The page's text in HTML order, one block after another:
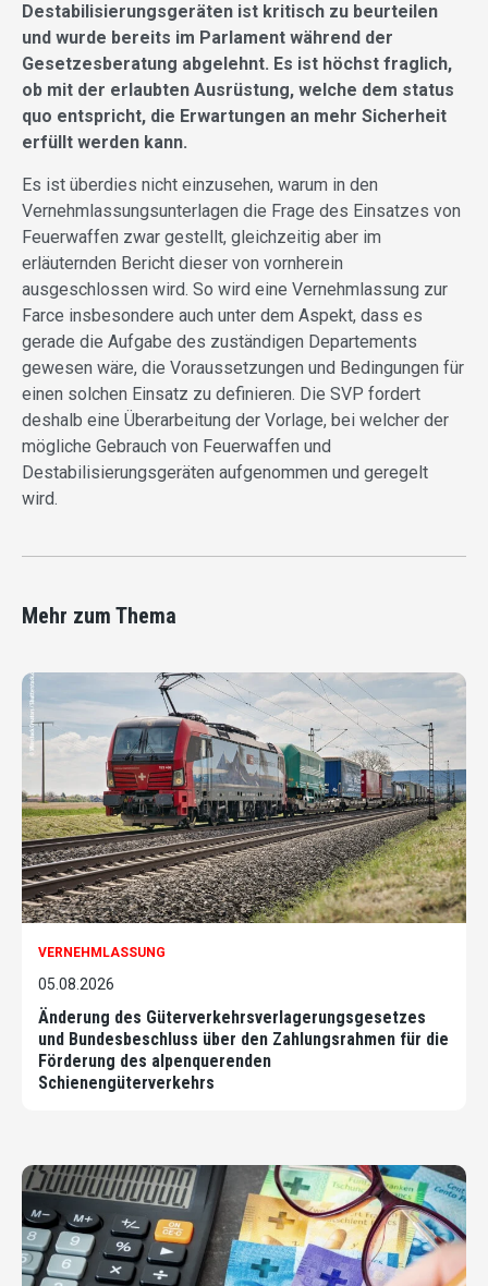
Destabilisierungsgeräten ist kritisch zu beurteilen
und wurde bereits im Parlament während der
Gesetzesberatung abgelehnt. Es ist höchst fraglich,
ob mit der erlaubten Ausrüstung, welche dem status
quo entspricht, die Erwartungen an mehr Sicherheit
erfüllt werden kann.
Es ist überdies nicht einzusehen, warum in den
Vernehmlassungsunterlagen die Frage des Einsatzes von
Feuerwaffen zwar gestellt, gleichzeitig aber im
erläuternden Bericht dieser von vornherein
ausgeschlossen wird. So wird eine Vernehmlassung zur
Farce insbesondere auch unter dem Aspekt, dass es
gerade die Aufgabe des zuständigen Departements
gewesen wäre, die Voraussetzungen und Bedingungen für
einen solchen Einsatz zu definieren. Die SVP fordert
deshalb eine Überarbeitung der Vorlage, bei welcher der
mögliche Gebrauch von Feuerwaffen und
Destabilisierungsgeräten aufgenommen und geregelt
wird.
Mehr zum Thema
VERNEHMLASSUNG
05.08.2026
Änderung des Güterverkehrsverlagerungsgesetzes
und Bundesbeschluss über den Zahlungsrahmen für die
Förderung des alpenquerenden
Schienengüterverkehrs